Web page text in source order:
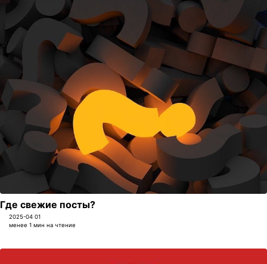
Где свежие посты?
2025-04 01
менее 1 мин на чтение